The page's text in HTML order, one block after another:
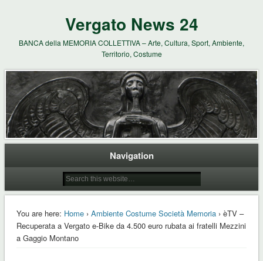
Vergato News 24
BANCA della MEMORIA COLLETTIVA – Arte, Cultura, Sport, Ambiente,
Territorio, Costume
Navigation
You are here: Home› Ambiente Costume Società Memoria› èTV –
Recuperata a Vergato e-Bike da 4.500 euro rubata ai fratelli Mezzini
a Gaggio Montano